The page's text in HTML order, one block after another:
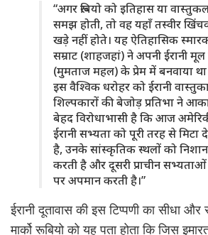
“अगर रूबियो को इतिहास या
समझ होती, तो वह यहाँ तस्वीर
खड़े नहीं होते। यह ऐतिहासिक
सम्राट (शाहजहां) ने अपनी ईरानी मूल
(मुमताज महल) के प्रेम में बनवाया
इस वैश्विक धरोहर को ईरानी
शिल्पकारों की बेजोड़ प्रतिभा ने
बेहद विरोधाभासी है कि आज
ईरानी सभ्यता को पूरी तरह से मिटा
है, उनके सांस्कृतिक स्थलों को
करती है और दूसरी प्राचीन
पर अपमान करती है।”
ईरानी दूतावास की इस टिप्पणी का सीधा
मार्को रूबियो को यह पता होता कि जिस